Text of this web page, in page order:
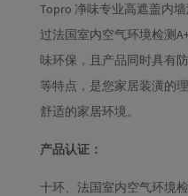
Topro 净味专业高遮盖内
过法国室内空气环境检测
味环保，且产品同时具有
等特点，是您家居装潢的
舒适的家居环境。
产品认证：
十环、法国室内空气环境